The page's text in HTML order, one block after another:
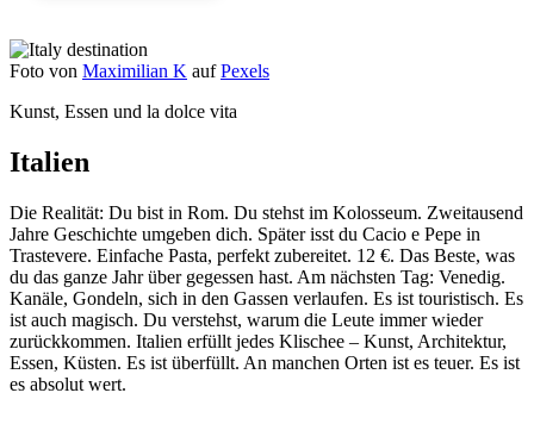
Foto von Maximilian K aufPexels
Kunst, Essen und la dolce vita
Italien
Die Realität: Du bist in Rom. Du stehst im Kolosseum. Zweitausend
Jahre Geschichte umgeben dich. Später isst du Cacio e Pepe in
Trastevere. Einfache Pasta, perfekt zubereitet. 12 €. Das Beste, was
du das ganze Jahr über gegessen hast. Am nächsten Tag: Venedig.
Kanäle, Gondeln, sich in den Gassen verlaufen. Es ist touristisch. Es
ist auch magisch. Du verstehst, warum die Leute immer wieder
zurückkommen. Italien erfüllt jedes Klischee – Kunst, Architektur,
Essen, Küsten. Es ist überfüllt. An manchen Orten ist es teuer. Es ist
es absolut wert.